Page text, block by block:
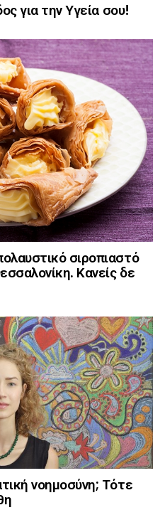
για την Υγεία σου!
σιροπιαστό
Κανείς δε
νοημοσύνη; Τότε